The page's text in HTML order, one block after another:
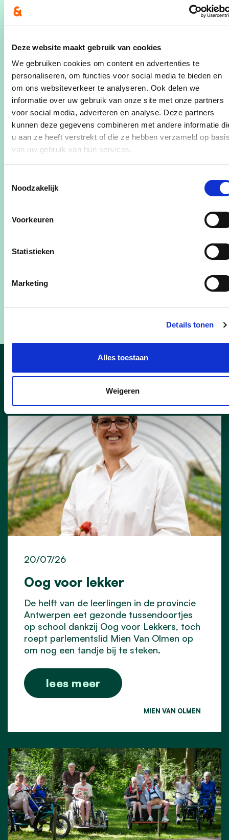
Deze website maakt gebruik van cookies
We gebruiken cookies om content en advertenties te
personaliseren, om functies voor social media te bieden en
om ons websiteverkeer te analyseren. Ook delen we
informatie over uw gebruik van onze site met onze partners
voor social media, adverteren en analyse. Deze partners
kunnen deze gegevens combineren met andere informatie
u aan ze heeft verstrekt of die ze hebben verzameld op
van uw gebruik van hun services.
Noodzakelijk
Voorkeuren
Statistieken
Marketing
Details tonen
Alles toestaan
Weigeren
Greet De Bruyn (Bornem, 55)
steopvolger Dieter Wouters (Wuustwezel, 44)
2deopvolger Caroline Van der Heyden (Lint, 34)
Federaal Parlement
2deopvolger Karl Lauwers (Mechelen, 34)
Nieuws
Oog voor lekker
20/07/26
De helft van de leerlingen in de provincie
Antwerpen eet gezonde tussendoortjes
op school dankzij Oog voor Lekkers, toch
roept parlementslid Mien Van Olmen op
om nog een tandje bij te steken.
lees meer
MIEN VAN OLMEN